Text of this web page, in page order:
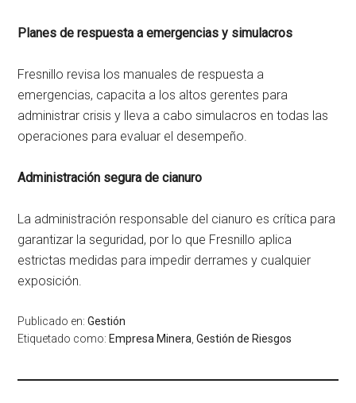
Planes de respuesta a emergencias y simulacros
Fresnillo revisa los manuales de respuesta a
emergencias, capacita a los altos gerentes para
administrar crisis y lleva a cabo simulacros en todas las
operaciones para evaluar el desempeño.
Administración segura de cianuro
La administración responsable del cianuro es crítica para
garantizar la seguridad, por lo que Fresnillo aplica
estrictas medidas para impedir derrames y cualquier
exposición.
Publicado en:Gestión
Etiquetado como: Empresa Minera ,Gestión de Riesgos